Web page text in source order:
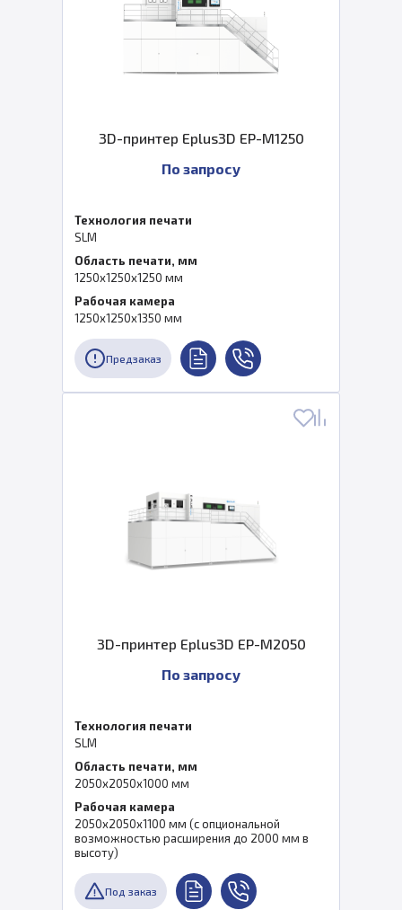
3D-принтер Eplus3D EP-M1250
По запросу
Технология печати
SLM
Область печати, мм
1250x1250x1250 мм
Рабочая камера
1250x1250x1350 мм
Предзаказ
3D-принтер Eplus3D EP-M2050
По запросу
Технология печати
SLM
Область печати, мм
2050x2050x1000 мм
Рабочая камера
2050x2050x1100 мм (с опциональной
возможностью расширения до 2000 мм в
высоту)
Под заказ